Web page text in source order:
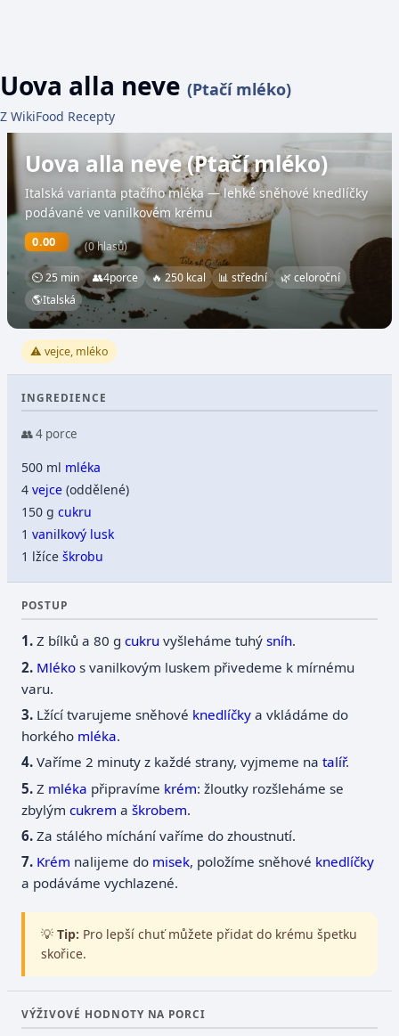
Uova alla neve (Ptačí mléko)
Z WikiFood Recepty
Uova alla neve (Ptačí mléko)
Italská varianta ptačího mléka — lehké sněhové knedlíčky
podávané ve vanilkovém krému
0.00 (0 hlasů)
⏲ 25 min 👥4porce 🔥 250 kcal 📊 střední
🌿 celoroční
🌎Italská
⚠️ vejce, mléko
INGREDIENCE
👥 4 porce
500 ml mléka
4vejce (oddělené)
150 gcukru
1vanilkový lusk
1 lžíceškrobu
POSTUP
Z bílků a 80 gcukru vyšleháme tuhýsníh.
Mléko s vanilkovým luskem přivedeme k mírnému
varu.
Lžící tvarujeme sněhové knedlíčky a vkládáme do
horkého mléka.
Vaříme 2 minuty z každé strany, vyjmeme natalíř.
Z mléka připravíme krém: žloutky rozšleháme se
zbylýmcukrem aškrobem.
Za stálého míchání vaříme do zhoustnutí.
Krém nalijeme do misek, položíme sněhové knedlíčky
a podáváme vychlazené.
💡 Tip: Pro lepší chuť můžete přidat do krému špetku
skořice.
VÝŽIVOVÉ HODNOTY NA PORCI